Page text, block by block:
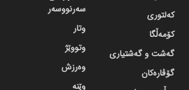
کەلتوری
کۆمەڵگا
گه‌شت و گه‌شتیاری
گۆڤاره‌کان
سەرنووسەر
وتار
وتووێژ
وەرزش
وێنە